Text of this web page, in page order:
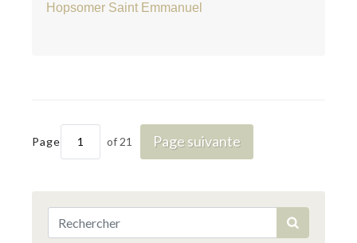
Hopsomer Saint Emmanuel
Page of 21 Page suivante